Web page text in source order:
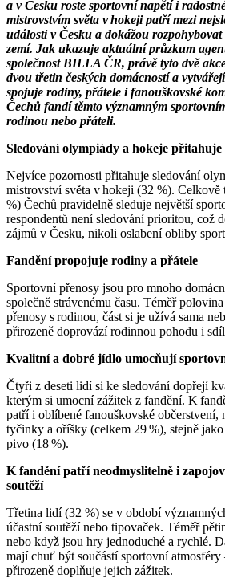
a v Česku roste sportovní napětí i
mistrovstvím světa v hokeji patří mezi
události v Česku a dokážou
zemí. Jak ukazuje aktuální průzkum
společnost BILLA ČR, právě tyto dvě
dvou třetin českých domácností a
spojuje rodiny, přátele i fanouškovské
Čechů fandí těmto významným
rodinou nebo přáteli.
Sledování olympiády a hokeje přitahuje
Nejvíce pozornosti přitahuje sledování
mistrovství světa v hokeji (32 %). Celkově
%) Čechů pravidelně sleduje největší
respondentů není sledování prioritou, což
zájmů v Česku, nikoli oslabení obliby
Fandění propojuje rodiny a přátele
Sportovní přenosy jsou pro mnoho
společně strávenému času. Téměř
přenosy s rodinou, část si je užívá sama
přirozeně doprovází rodinnou pohodu i
Kvalitní a dobré jídlo umocňují
Čtyři z deseti lidí si ke sledování dopřejí
kterým si umocní zážitek z fandění. K
patří i oblíbené fanouškovské občerstvení,
tyčinky a oříšky (celkem 29 %), stejně
pivo (18 %).
K fandění patří neodmyslitelně i
soutěží
Třetina lidí (32 %) se v období
účastní soutěží nebo tipovaček. Téměř
nebo když jsou hry jednoduché a rychlé.
mají chuť být součástí sportovní
přirozeně doplňuje jejich zážitek.